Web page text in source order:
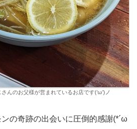
んのお父様が営まれているお店です(‘ω’)ノ
の奇跡の出会いに圧倒的感謝(*´ω